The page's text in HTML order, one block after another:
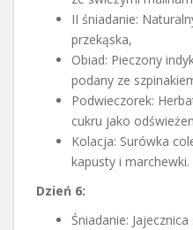
II śniadanie:
przekąska,
Obiad: Pieczony
podany ze
Podwieczorek:
cukru jako
Kolacja: Surówka
kapusty i marchewki.
Dzień 6:
Śniadanie: